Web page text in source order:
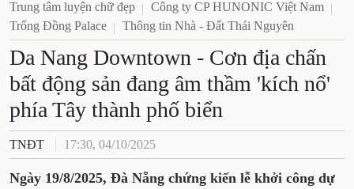
Trung tâm luyện chữ đẹp
Công ty CP HUNONIC Việt Nam
Trống Đồng Palace
Thông tin Nhà - Đất Thái Nguyên
Da Nang Downtown - Cơn địa
chấn bất động sản đang âm
thầm 'kích nổ' phía Tây thành
phố biển